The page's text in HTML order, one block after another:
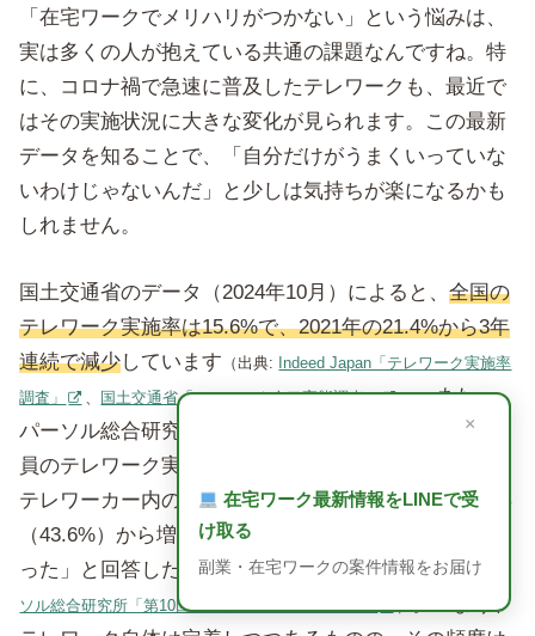
「在宅ワークでメリハリがつかない」という悩みは、
実は多くの人が抱えている共通の課題なんですね。特
に、コロナ禍で急速に普及したテレワークも、最近で
はその実施状況に大きな変化が見られます。この最新
データを知ることで、「自分だけがうまくいっていな
いわけじゃないんだ」と少しは気持ちが楽になるかも
しれません。
国土交通省のデータ（2024年10月）によると、全国の
テレワーク実施率は15.6%で、2021年の21.4%から3年
連続で減少しています （出典:
Indeed Japan「テレワーク実施率
調査」
、 国土交通省「テレワーク人口実態調査」 ）。また、
パーソル総合研究所の調査（2025年7月）では、正社
員のテレワーク実施率は22.5%とほぼ横ばいですが、
テレワーカー内の「週1日未満」の割合が49.4%と前年
（43.6%）から増加しており、「テレワーク頻度が減
った」と回答した人は35.8%に上っています（出典:パー
ソル総合研究所「第10回全国就業実態パネル調査」
）。つまり、
×
在宅ワーク最新情報をLINEで受
け取る
副業・在宅ワークの案件情報をお届け